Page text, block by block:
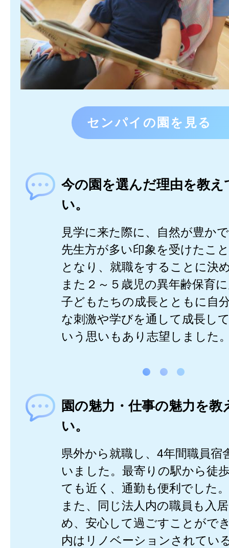
センパイの園を見る
今の園を選んだ理由を教え
い。
見学に来た際に、自然が豊か
先生方が多い印象を受けたこ
となり、就職をすることに決
また２～５歳児の異年齢保育
子どもたちの成長とともに自
な刺激や学びを通して成長し
いう思いもあり志望しました
園の魅力・仕事の魅力を教
い。
県外から就職し、4年間職員宿
いました。最寄りの駅から徒
ても近く、通勤も便利でした。
また、同じ法人内の職員も入
め、安心して過ごすことがで
内はリノベーションされてい